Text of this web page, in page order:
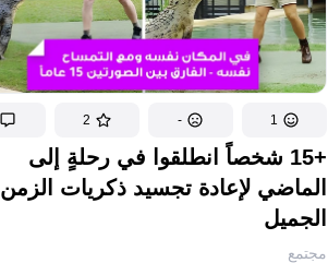
1
-
2
+15 شخصاً انطلقوا في رحلةٍ إلى
الماضي لإعادة تجسيد ذكريات الزمن
الجميل
مجتمع